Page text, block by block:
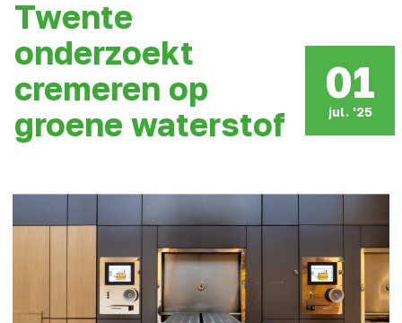
Twente
onderzoekt
cremeren op
groene waterstof
01
jul. '25